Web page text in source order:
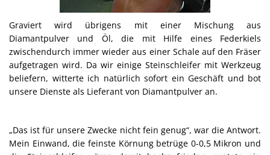
Graviert wird übrigens mit einer Mischung aus
Diamantpulver und Öl, die mit Hilfe eines Federkiels
zwischendurch immer wieder aus einer Schale auf den Fräser
aufgetragen wird. Da wir einige Steinschleifer mit Werkzeug
beliefern, witterte ich natürlich sofort ein Geschäft und bot
unsere Dienste als Lieferant von Diamantpulver an.
„Das ist für unsere Zwecke nicht fein genug“, war die Antwort.
Mein Einwand, die feinste Körnung betrüge 0-0,5 Mikron und